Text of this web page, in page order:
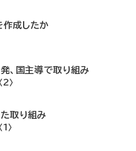
作成したか
、国主導で取り組み
〉
取り組み
〉